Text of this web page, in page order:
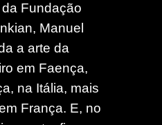
Fundação
Manuel
a arte da
em Faença,
na Itália, mais
França. E, no